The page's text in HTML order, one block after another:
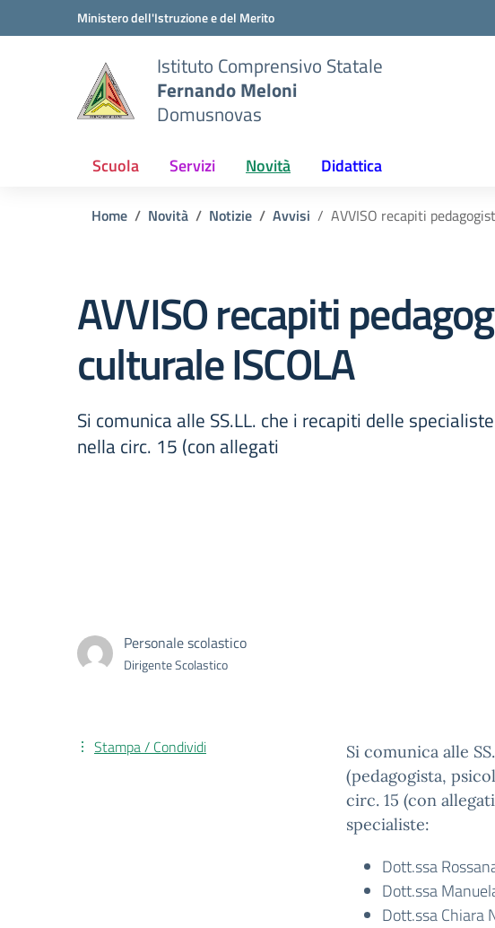
Vai ai contenuti
Vai al menu di navigazioneMinistero dell'Istruzione e del Merito
Istituto Comprensivo Statale
Fernando Meloni
Domusnovas
Scuola Servizi Novità Didattica
Home Novità Notizie Avvisi AVVISO recapiti
AVVISO recapiti
culturale ISCOLA
Si comunica alle SS.LL. che i recapiti delle
nella circ. 15 (con allegati
Personale scolastico
Dirigente Scolastico
Si comunica alle
(pedagogista,
circ. 15 (con
specialiste:
Dott.ssa
Dott.ssa
Dott.ssa Chiara
Stampa / Condividi